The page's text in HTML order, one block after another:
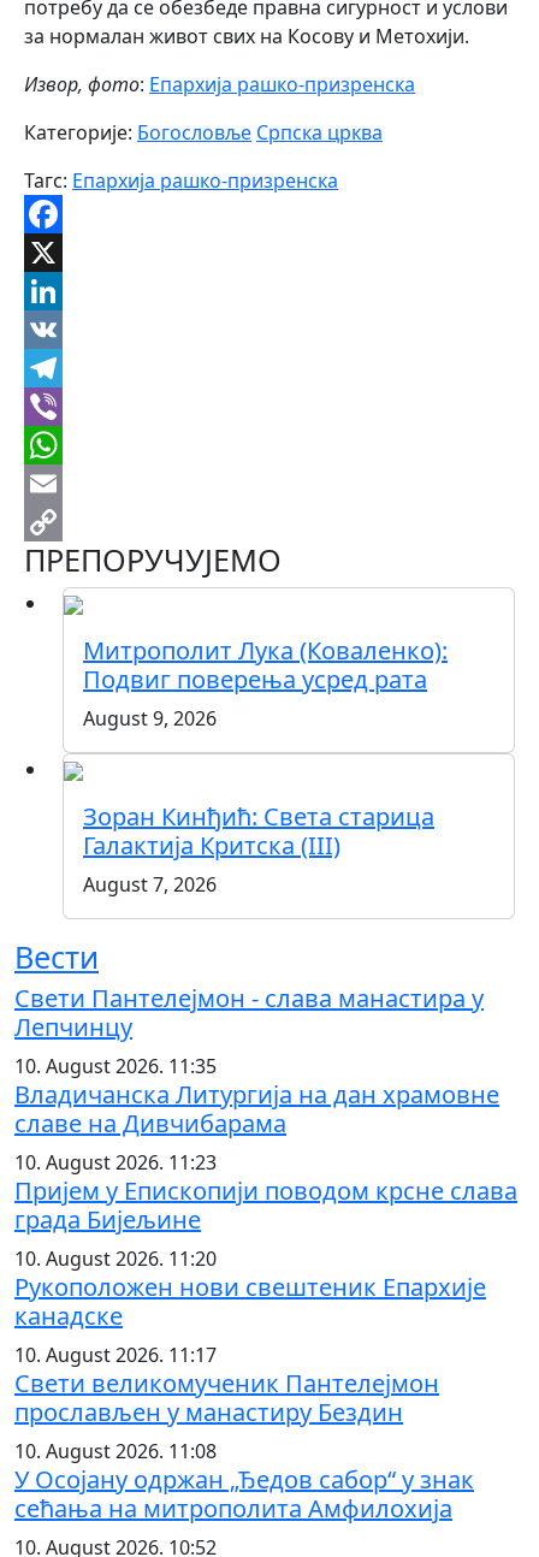
потребу да се обезбеде правна сигурност и услови
за нормалан живот свих на Косову и Метохији.
Извор, фото: Епархија рашко-призренска
Категорије: Богословље Српска црква
Тагс: Епархија рашко-призренска
Facebook
X
LinkedIn
VK
Telegram
Viber
WhatsApp
Email
Copy
Link
ПРЕПОРУЧУЈЕМО
Митрополит Лука (Коваленко):
Подвиг поверења усред рата
August 9, 2026
Зоран Кинђић: Света старица
Галактија Критска (III)
August 7, 2026
Вести
Свети Пантелејмон - слава манастира у
Лепчинцу
10. August 2026. 11:35
Владичанска Литургија на дан храмовне
славе на Дивчибарама
10. August 2026. 11:23
Пријем у Епископији поводом крсне слава
града Бијељине
10. August 2026. 11:20
Рукоположен нови свештеник Епархије
канадске
10. August 2026. 11:17
Свети великомученик Пантелејмон
прослављен у манастиру Бездин
10. August 2026. 11:08
У Осојану одржан „Ђедов сабор“ у знак
сећања на митрополита Амфилохија
10. August 2026. 10:52